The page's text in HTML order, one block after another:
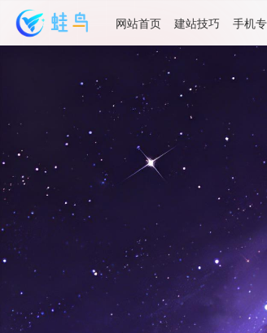
网站首页 建站技巧 手机